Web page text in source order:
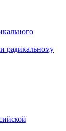
радикальному